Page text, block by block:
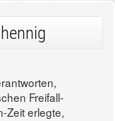
Freifall-
Zeit erlegte,